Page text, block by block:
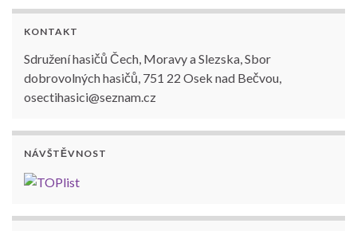
KONTAKT
Sdružení hasičů Čech, Moravy a Slezska, Sbor
dobrovolných hasičů, 751 22 Osek nad Bečvou,
osectihasici@seznam.cz
NÁVŠTĚVNOST